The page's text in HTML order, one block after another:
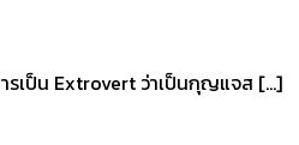
รเป็น Extrovert ว่าเป็นกุญแจส […]